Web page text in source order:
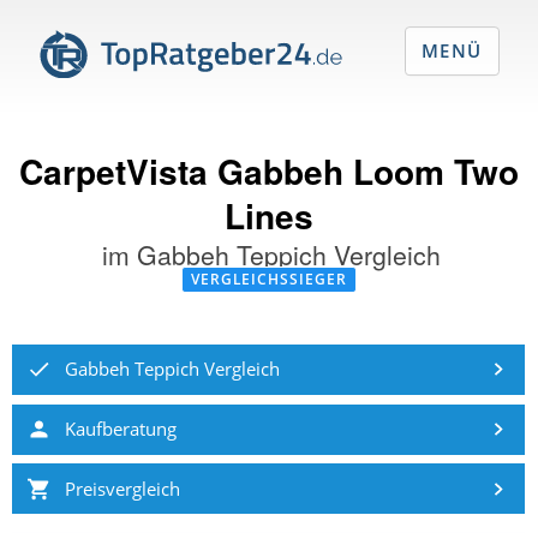
CarpetVista Gabbeh Loom Two
Lines
im Gabbeh Teppich Vergleich
VERGLEICHSSIEGER
Gabbeh Teppich Vergleich
Kaufberatung
Preisvergleich
MENÜ